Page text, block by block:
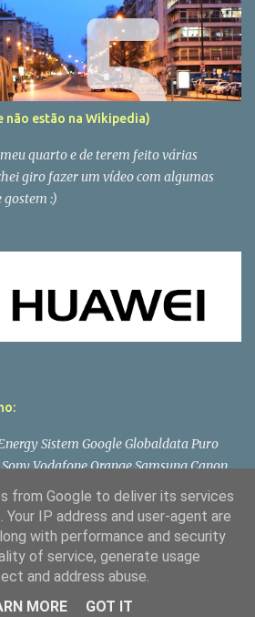
não estão na Wikipedia)
quarto e de terem feito várias
giro fazer um vídeo com algumas
gostem :)
Sistem Google Globaldata Puro
Vodafone Orange Samsung Canon
Asus Philips PlayStation Toshiba
tecnologia do Blogger
from Google to deliver its services
IP address and user-agent are
with performance and security
of service, generate usage
and address abuse.
MORE
GOT IT